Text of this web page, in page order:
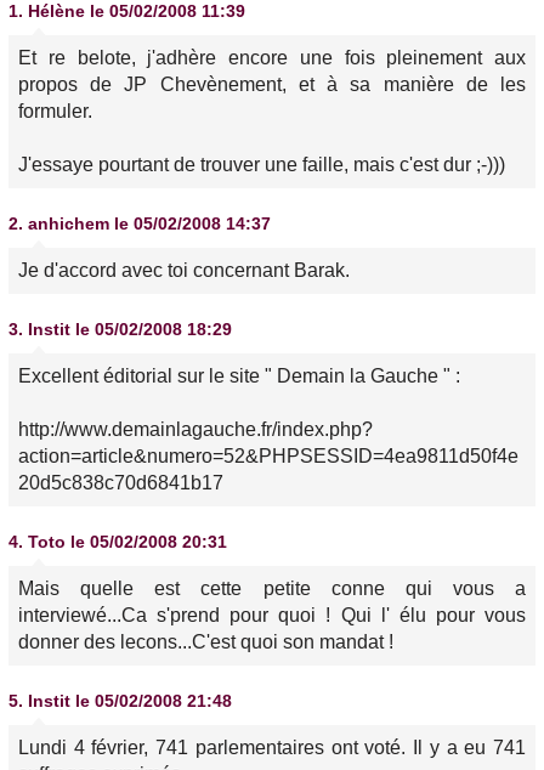
1. Hélène le 05/02/2008 11:39
Et re belote, j'adhère encore une fois pleinement aux
propos de JP Chevènement, et à sa manière de les
formuler.
J'essaye pourtant de trouver une faille, mais c'est dur ;-)))
2. anhichem le 05/02/2008 14:37
Je d'accord avec toi concernant Barak.
3. Instit le 05/02/2008 18:29
Excellent éditorial sur le site " Demain la Gauche " :
http://www.demainlagauche.fr/index.php?
action=article&numero=52&PHPSESSID=4ea9811d50f4e
20d5c838c70d6841b17
4. Toto le 05/02/2008 20:31
Mais quelle est cette petite conne qui vous a
interviewé...Ca s'prend pour quoi ! Qui l' élu pour vous
donner des lecons...C'est quoi son mandat !
5. Instit le 05/02/2008 21:48
Lundi 4 février, 741 parlementaires ont voté. Il y a eu 741